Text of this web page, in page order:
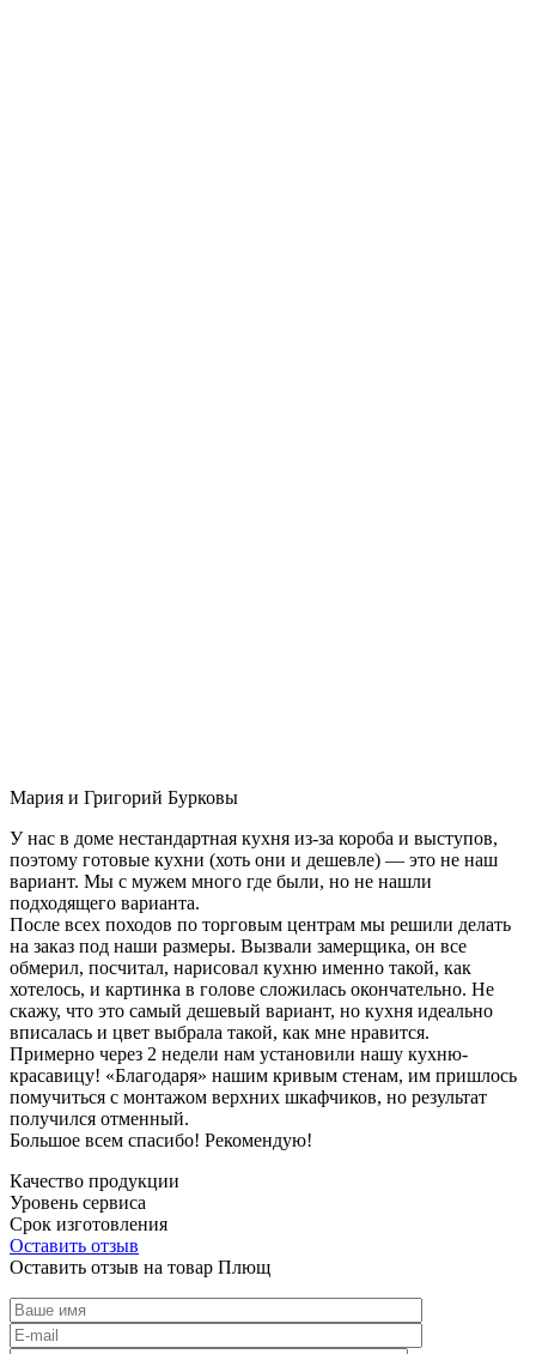
Мария и Григорий Бурковы
У нас в доме нестандартная кухня из-за короба и выступов,
поэтому готовые кухни (хоть они и дешевле) — это не наш
вариант. Мы с мужем много где были, но не нашли
подходящего варианта.
После всех походов по торговым центрам мы решили делать
на заказ под наши размеры. Вызвали замерщика, он все
обмерил, посчитал, нарисовал кухню именно такой, как
хотелось, и картинка в голове сложилась окончательно. Не
скажу, что это самый дешевый вариант, но кухня идеально
вписалась и цвет выбрала такой, как мне нравится.
Примерно через 2 недели нам установили нашу кухню-
красавицу! «Благодаря» нашим кривым стенам, им пришлось
помучиться с монтажом верхних шкафчиков, но результат
получился отменный.
Большое всем спасибо! Рекомендую!
Качество продукции
Уровень сервиса
Срок изготовления
Оставить отзыв
Оставить отзыв на товар Плющ